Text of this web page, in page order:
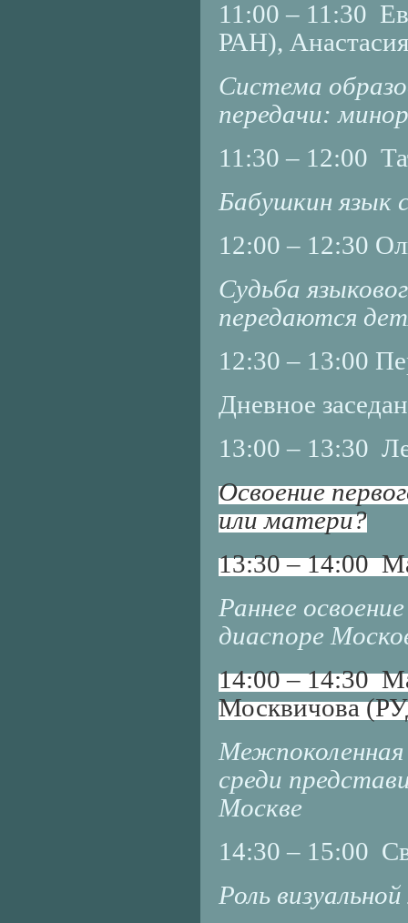
11:00 – 11:30
РАН),
Система
передачи:
11:30 – 12:00
Бабушкин язык
12:00 – 12:30
Судьба
передаются
12:30 – 13:00
Дневное
13:00 – 13:30
Освоение
или матери?
13:30 – 14:00
Раннее
диаспоре
14:00 – 14:30
Москвичова
Межпоколенная
среди
Москве
14:30 – 15:00
Роль